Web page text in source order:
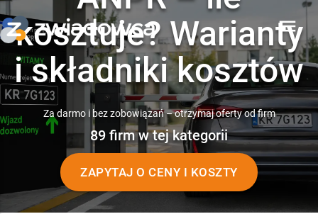
menu
kosztuje? Warianty
i składniki kosztów
Za darmo i bez zobowiązań – otrzymaj oferty od firm
89 firm w tej kategorii
ZAPYTAJ O CENY I KOSZTY